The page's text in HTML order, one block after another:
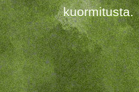
kuormitusta.